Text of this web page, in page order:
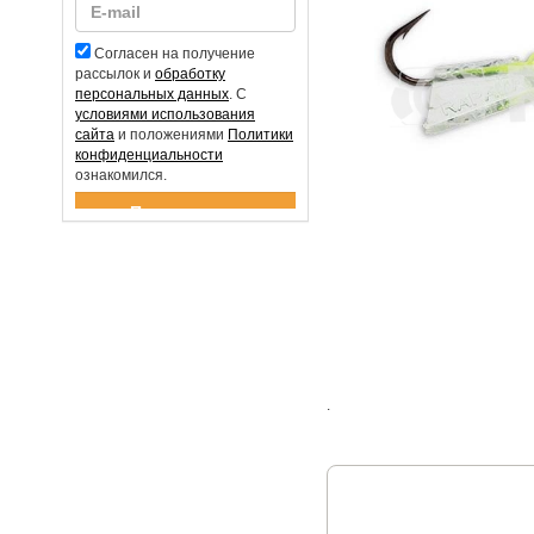
.
Согласен на получение
рассылок и обработку
персональных данных. С
условиями использования
сайта и положениями Политики
конфиденциальности
ознакомился.